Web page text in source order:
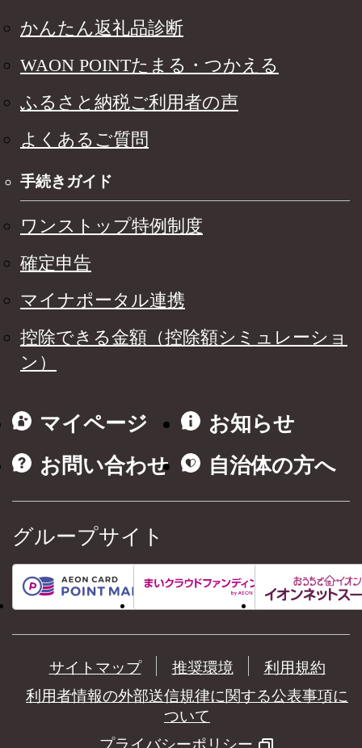
かんたん返礼品診断
WAON POINTたまる・つかえる
ふるさと納税ご利用者の声
よくあるご質問
手続きガイド
ワンストップ特例制度
確定申告
マイナポータル連携
控除できる金額（控除額シミュレーショ
ン）
マイページ
お知らせ
お問い合わせ
自治体の方へ
グループサイト
サイトマップ 推奨環境
利用規約
利用者情報の外部送信規律に関する公表事項に
ついて
プライバシーポリシー